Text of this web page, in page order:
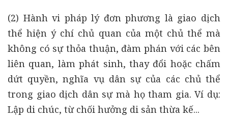
(2) Hành vi pháp lý đơn phương là giao dịch
thể hiện ý chí chủ quan của một chủ thể mà
không có sự thỏa thuận, đàm phán với các bên
liên quan, làm phát sinh, thay đổi hoặc chấm
dứt quyền, nghĩa vụ dân sự của các chủ thể
trong giao dịch dân sự mà họ tham gia. Ví dụ:
Lập di chúc, từ chối hưởng di sản thừa kế...